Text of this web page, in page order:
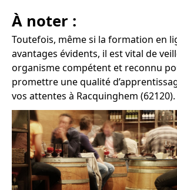
À noter :
Toutefois, même si la formation en
avantages évidents, il est vital de
organisme compétent et reconnu
promettre une qualité
vos attentes à Racquinghem (62120).